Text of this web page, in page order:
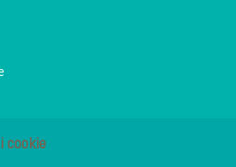
cookie